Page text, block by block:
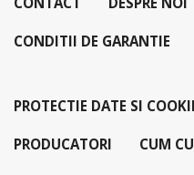
CONDITII DE GARANTIE
PROTECTIE DATE SI
PRODUCATORI CUM